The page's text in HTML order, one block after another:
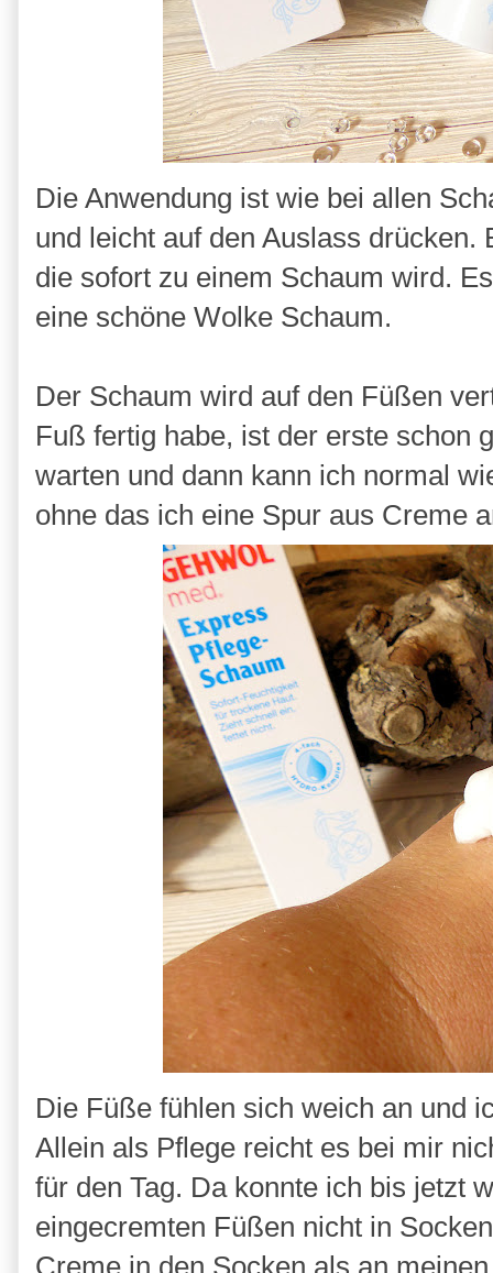
Die Anwendung ist wie bei allen
und leicht auf den Auslass
die sofort zu einem Schaum wird.
eine schöne Wolke Schaum.
Der Schaum wird auf den Füßen
Fuß fertig habe, ist der erste schon
warten und dann kann ich normal
ohne das ich eine Spur aus Creme
Die Füße fühlen sich weich an und
Allein als Pflege reicht es bei mir
für den Tag. Da konnte ich bis jetzt
eingecremten Füßen nicht in